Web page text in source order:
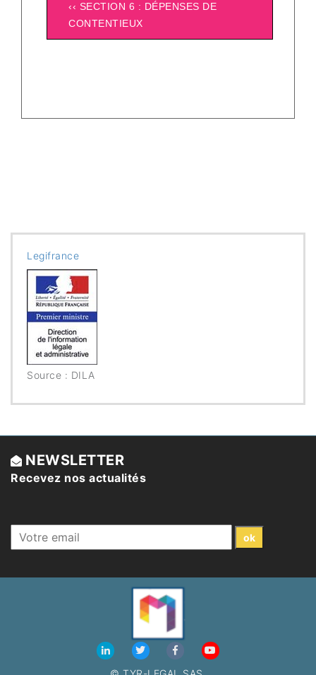
‹‹ SECTION 6 : DÉPENSES DE
CONTENTIEUX
Legifrance
Source : DILA
NEWSLETTER
Recevez nos actualités